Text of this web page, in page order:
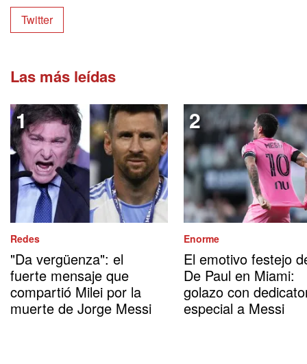
Twitter
Las más leídas
Redes
"Da vergüenza": el
fuerte mensaje que
compartió Milei por la
muerte de Jorge Messi
Enorme
El emotivo festejo
De Paul en Miami:
golazo con
especial a Messi